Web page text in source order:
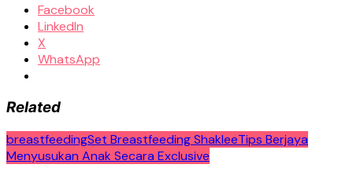
Facebook
LinkedIn
X
WhatsApp
Related
breastfeedingSet Breastfeeding ShakleeTips Berjaya
Menyusukan Anak Secara Exclusive